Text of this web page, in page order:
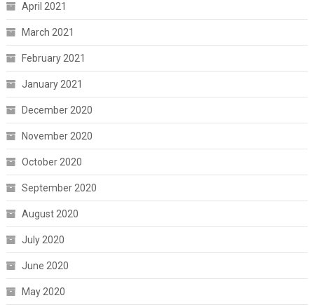
April 2021
March 2021
February 2021
January 2021
December 2020
November 2020
October 2020
September 2020
August 2020
July 2020
June 2020
May 2020